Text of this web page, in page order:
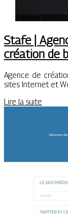
Stafe |
création de
Agence de
sites Internet et
Lire la suite